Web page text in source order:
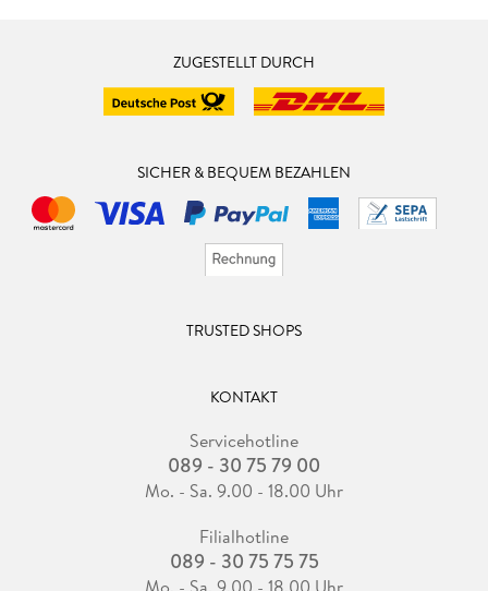
ZUGESTELLT DURCH
SICHER & BEQUEM BEZAHLEN
TRUSTED SHOPS
KONTAKT
Servicehotline
089 - 30 75 79 00
Mo. - Sa. 9.00 - 18.00 Uhr
Filialhotline
089 - 30 75 75 75